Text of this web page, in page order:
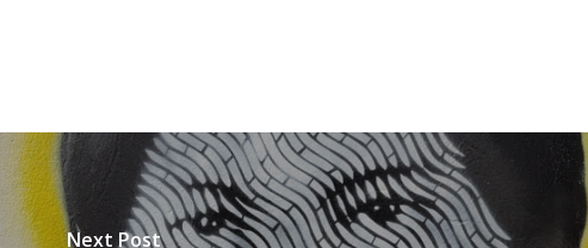
Next Post